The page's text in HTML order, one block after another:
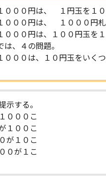
０００円は、 １円玉を１
０００円は、 １０００円札
０００円は、１００円玉を１
は、４の問題。
０００は、１０円玉をいく
示する。
０００こ
１００こ
が１０こ
０が１こ